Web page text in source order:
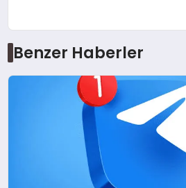
Benzer Haberler